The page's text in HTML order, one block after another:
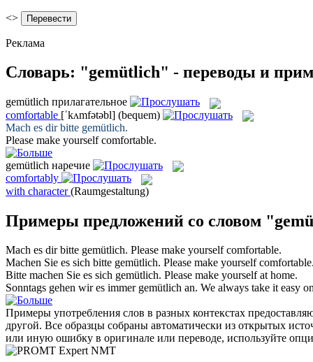
<>
Реклама
Словарь: "gemütlich" - переводы и
gemütlich прилагательное
comfortable [ˈkʌmfətəbl] (bequem)
Mach es dir bitte gemütlich.
Please make yourselfcomfortable.
gemütlich наречие
comfortably
with character (Raumgestaltung)
Примеры предложений со словом
Mach es dir bitte gemütlich. Please make yourselfcomfortable.
Machen Sie es sich bitte gemütlich. Please make yourselfcomfortable
Bitte machen Sie es sich gemütlich. Please make yourself at home.
Sonntags gehen wir es immer gemütlich an. We always take it easy
Примеры употребления слов в разных контекстах
другой. Все образцы собраны автоматически из открытых
или иную ошибку в оригинале или переводе, используйте